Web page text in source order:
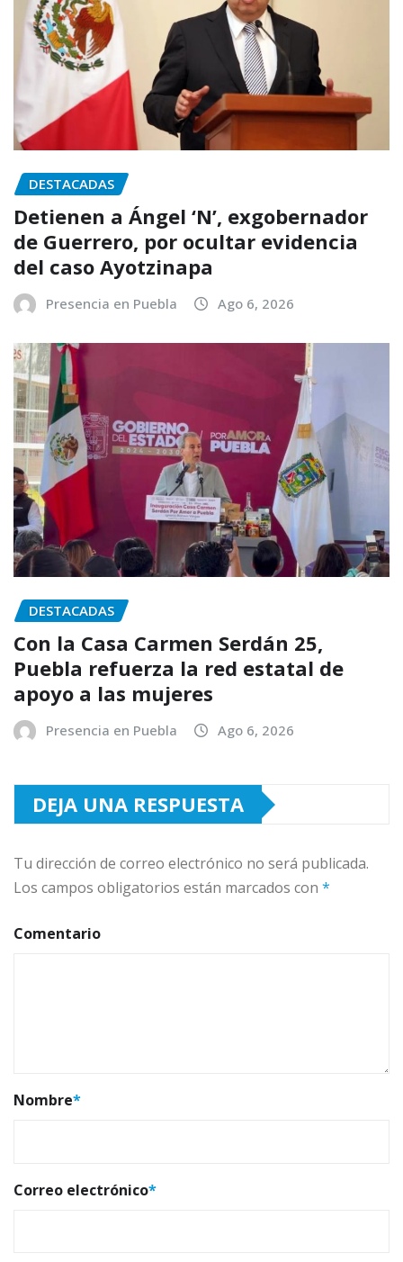
DESTACADAS
Detienen a Ángel ‘N’, exgobernador
de Guerrero, por ocultar evidencia
del caso Ayotzinapa
Presencia en Puebla Ago 6, 2026
DESTACADAS
Con la Casa Carmen Serdán 25,
Puebla refuerza la red estatal de
apoyo a las mujeres
Presencia en Puebla Ago 6, 2026
DEJA UNA RESPUESTA
Tu dirección de correo electrónico no será publicada.
Los campos obligatorios están marcados con *
Comentario
Nombre*
Correo electrónico*